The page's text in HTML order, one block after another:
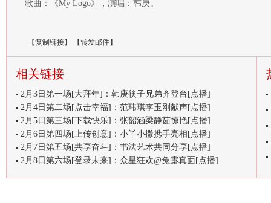
歌曲：《My Logo》，演唱：韩庚。
【复制链接】 【转发邮件】
相关链接
2月3日第一场[大拜年]：韩庚筷子兄弟齐登台[点播]
2月4日第二场[点击幸福]：范玮琪李玉刚献声[点播]
2月5日第三场[下载快乐]：张韶涵梁静茹惊艳[点播]
2月6日第四场[上传创意]：小丫小撒携手亮相[点播]
2月7日第五场[共享奋斗]：书法艺术共同分享[点播]
2月8日第六场[登录未来]：众星狂欢@兔露真面[点播]